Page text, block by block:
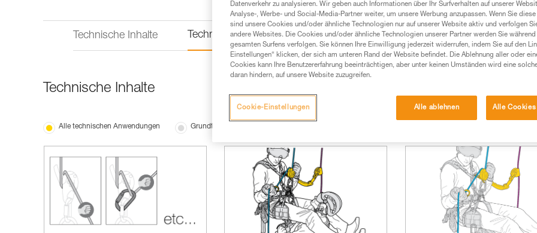
Technische Inhalte Technische Informationen
Technische Inhalte
Alle technischen Anwendungen Grundtechniken
Datenverkehr zu analysieren. Wir geben auch Informationen über Ihr Surfverhalten auf unserer
Analyse-, Werbe- und Social-Media-Partner weiter, um unsere Werbung anzupassen. Wenn Sie
sind unsere Cookies und/oder ähnliche Technologien nur auf unserer Website aktiv und verfolgen
andere Websites. Die Cookies und/oder ähnliche Technologien unserer Partner werden Sie während
gesamten Surfens verfolgen. Sie können Ihre Einwilligung jederzeit widerrufen, indem Sie auf den
Einstellungen“ klicken, der sich am unteren Rand der Website befindet. Die Ablehnung aller oder
Cookies kann Ihre Benutzererfahrung beeinträchtigen, aber unter keinen Umständen wird eine
daran hindern, auf unsere Website zuzugreifen.
Alle ablehnen Alle
Cookie-Einstellungen